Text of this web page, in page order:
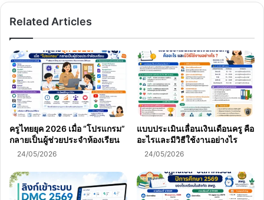
Related Articles
ครูไทยยุค 2026 เมื่อ “โปรแกรม”
กลายเป็นผู้ช่วยประจำห้องเรียน
24/05/2026
แบบประเมินเลื่อนเงินเดือนครู คือ
อะไรและมีวิธีใช้งานอย่างไร
24/05/2026